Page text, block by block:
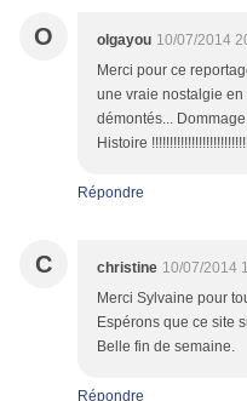
O olgayou 10/07/2014
Merci pour ce
une vraie nostalgie
démontés...
Histoire
Répondre
C christine 10/07/2014
Merci Sylvaine pour
Espérons que ce site
Belle fin de semaine.
Répondre